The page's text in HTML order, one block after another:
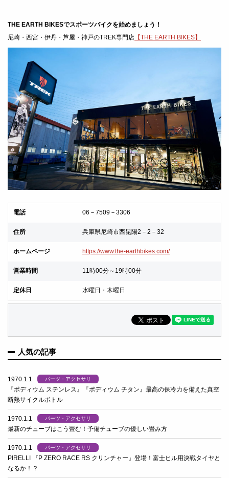
THE EARTH BIKESでスポーツバイクを始めましょう！
尼崎・西宮・伊丹・芦屋・神戸のTREK専門店 【THE EARTH BIKES】
電話 06－7509－3306
住所 兵庫県尼崎市西昆陽2－2－32
ホームページ https://www.the-earthbikes.com/
営業時間 11時00分～19時00分
定休日 水曜日・木曜日
人気の記事
1970.1.1 パーツ・アクセサリ
『ポディウム ステンレス』『ポディウム チタン』最高の保冷力を備えた真空
断熱サイクルボトル
1970.1.1 パーツ・アクセサリ
最新のチューブはこう畳む！予備チューブの優しい畳み方
1970.1.1 パーツ・アクセサリ
PIRELLI 『P ZERO RACE RS クリンチャー』登場！富士ヒル用決戦タイヤと
なるか！？